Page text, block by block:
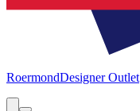
RoermondDesigner Outlet